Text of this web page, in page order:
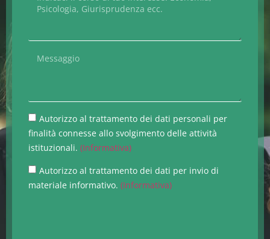
Autorizzo al trattamento dei dati personali per
finalità connesse allo svolgimento delle attività
istituzionali. (Informativa)
Autorizzo al trattamento dei dati per invio di
materiale informativo. (Informativa)